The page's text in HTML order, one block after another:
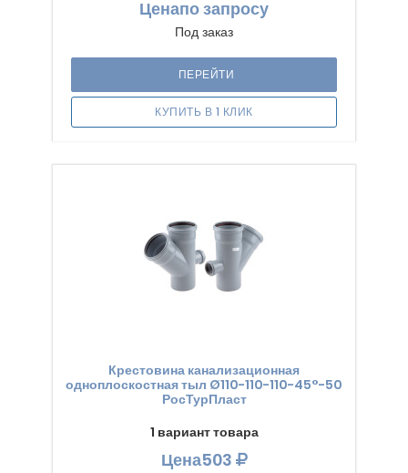
Ценапо запросу
Под заказ
ПЕРЕЙТИ
КУПИТЬ В 1 КЛИК
Крестовина канализационная
одноплоскостная тыл Ø110-110-110-45°-50
РосТурПласт
1 вариант товара
Цена503